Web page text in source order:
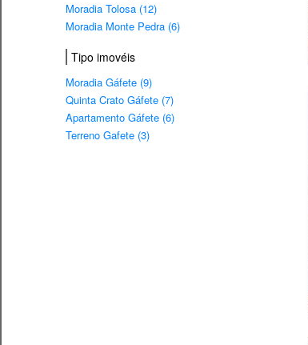
Moradia Tolosa (12)
Moradia Monte Pedra (6)
Tipo imovéis
Moradia Gáfete (9)
Quinta Crato Gáfete (7)
Apartamento Gáfete (6)
Terreno Gafete (3)